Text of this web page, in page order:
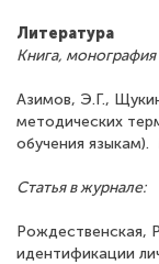
Литература
Книга, монография
Азимов, Э.Г.,
методических
обучения
Статья в журнале:
Рождественская,
идентификации